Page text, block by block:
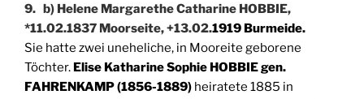
9. b) Helene Margarethe Catharine HOBBIE,
*11.02.1837 Moorseite, +13.02.1919 Burmeide.
Sie hatte zwei uneheliche, in Mooreite geborene
Töchter. Elise Katharine Sophie HOBBIE gen.
FAHRENKAMP (1856-1889) heiratete 1885 in